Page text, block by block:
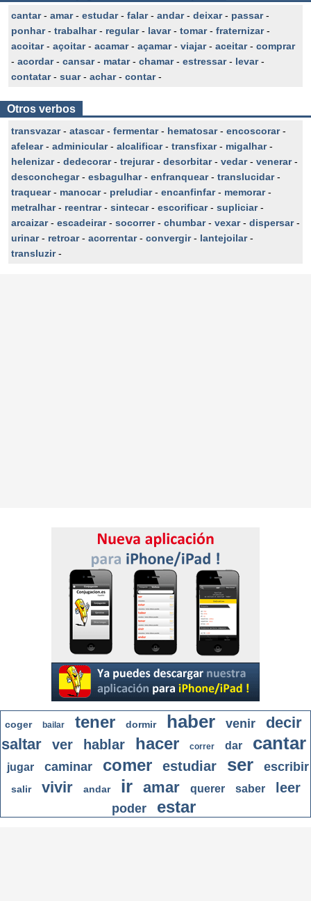
cantar- amar- estudar- falar- andar- deixar- passar-
ponhar- trabalhar- regular- lavar- tomar- fraternizar-
acoitar- açoitar- acamar- açamar- viajar- aceitar- comprar
- acordar- cansar- matar- chamar- estressar- levar-
contatar- suar- achar- contar-
Otros verbos
transvazar- atascar- fermentar- hematosar- encoscorar-
afelear- adminicular- alcalificar- transfixar- migalhar-
helenizar- dedecorar- trejurar- desorbitar- vedar- venerar-
desconchegar- esbagulhar- enfranquear- translucidar-
traquear- manocar- preludiar- encanfinfar- memorar-
metralhar- reentrar- sintecar- escorificar- supliciar-
arcaizar- escadeirar- socorrer- chumbar- vexar- dispersar-
urinar- retroar- acorrentar- convergir- lantejoilar-
transluzir-
coger bailar tener dormir haber venir
decir
saltar
ver hablar hacer correr dar cantar
jugar caminar comer estudiar ser escribir
salir vivir andar ir amar querer saber leer
poder estar